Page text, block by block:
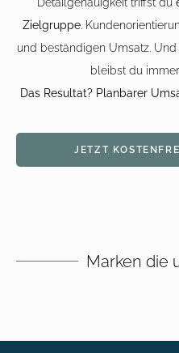
Detailgenauigkeit triffst du
Zielgruppe.
und beständigen Umsatz.
bleibst du
Das Resultat? Planbarer
JETZT
Marken die